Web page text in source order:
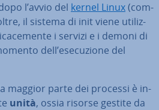
l’avvio del kernel Linux(com­
il sistema di init viene uti­liz­
i servizi e i demoni di
dell’ese­cu­zio­ne del
maggior parte dei processi è in­
unità, ossia risorse gestite da